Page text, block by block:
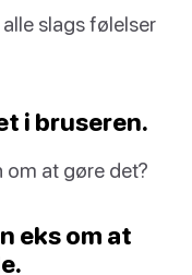
slags følelser
i bruseren.
om at gøre det?
eks om at